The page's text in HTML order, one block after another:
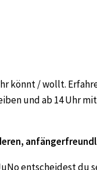
könnt / wollt.
und ab 14 Uhr
entscheidest du